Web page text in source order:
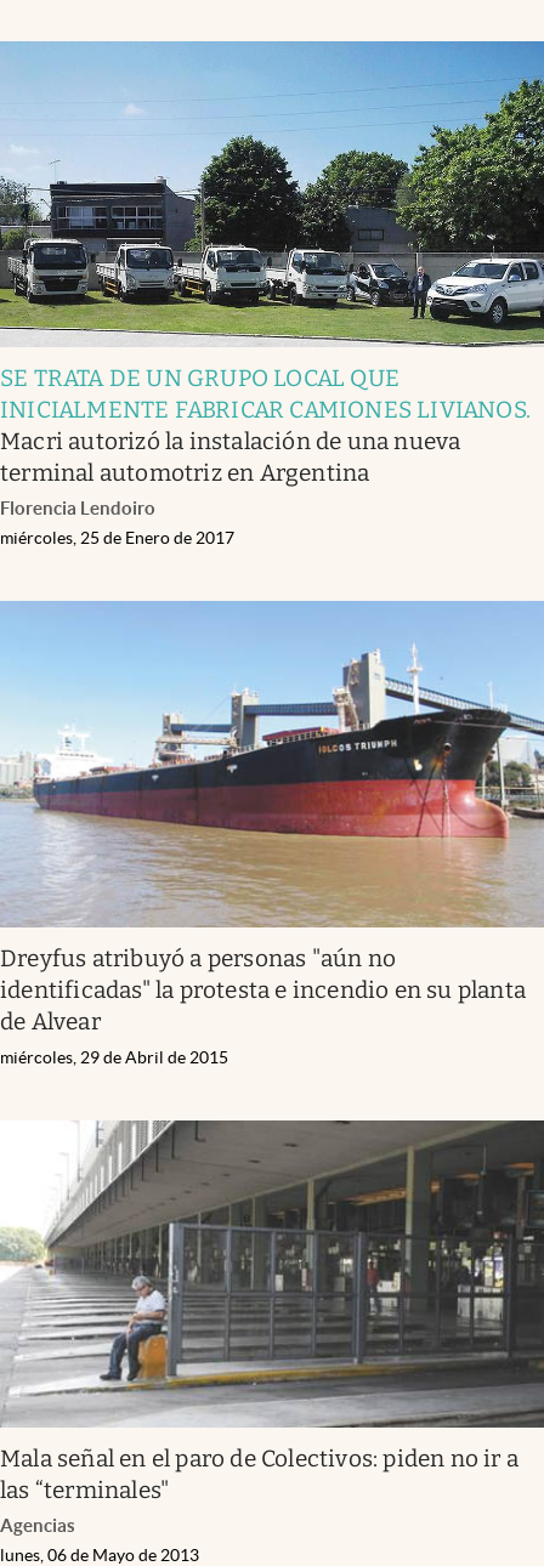
SE TRATA DE UN GRUPO LOCAL QUE
INICIALMENTE FABRICAR CAMIONES LIVIANOS.
Macri autorizó la instalación de una nueva
terminal automotriz en Argentina
Florencia Lendoiro
miércoles, 25 de Enero de 2017
Dreyfus atribuyó a personas "aún no
identificadas" la protesta e incendio en su planta
de Alvear
miércoles, 29 de Abril de 2015
Mala señal en el paro de Colectivos: piden no ir a
las “terminales"
Agencias
lunes, 06 de Mayo de 2013